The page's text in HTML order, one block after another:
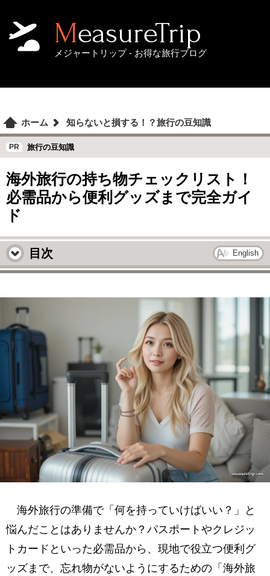
MeasureTrip
メジャートリップ - お得な旅行ブログ
ホーム 知らないと損する！？旅行の豆知識
旅行の豆知識
海外旅行の持ち物チェックリスト！
必需品から便利グッズまで完全ガイ
ド
目次 English
旅行書類・情報ツール関連
衣類：コンパクトかつ賢く
トイレタリー・衛生用品
便利グッズ：旅を快適にするプラスα
シーン別おすすめアイテム
持ち物準備のコツと注意点
まとめ
海外旅行の準備で「何を持っていけばいい？」と
悩んだことはありませんか？パスポートやクレジッ
トカードといった必需品から、現地で役立つ便利グ
ッズまで、忘れ物がないようにするための「海外旅